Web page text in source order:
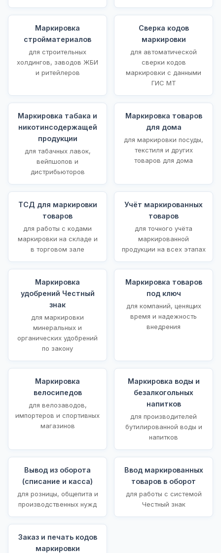
Маркировка
стройматериалов
для строительных
холдингов, заводов ЖБИ
и ритейлеров
Сверка кодов
маркировки
для автоматической
сверки кодов
маркировки с данными
ГИС МТ
Маркировка табака и
никотинсодержащей
продукции
для табачных лавок,
вейпшопов и
дистрибьюторов
Маркировка товаров
для дома
для маркировки посуды,
текстиля и других
товаров для дома
ТСД для маркировки
товаров
для работы с кодами
маркировки на складе и
в торговом зале
Учёт маркированных
товаров
для точного учёта
маркированной
продукции на всех этапах
Маркировка
удобрений Честный
знак
для маркировки
минеральных и
органических удобрений
по закону
Маркировка товаров
под ключ
для компаний, ценящих
время и надежность
внедрения
Маркировка
велосипедов
для велозаводов,
импортеров и спортивных
магазинов
Маркировка воды и
безалкогольных
напитков
для производителей
бутилированной воды и
напитков
Вывод из оборота
(списание и касса)
для розницы, общепита и
производственных нужд
Ввод маркированных
товаров в оборот
для работы с системой
Честный знак
Заказ и печать кодов
маркировки